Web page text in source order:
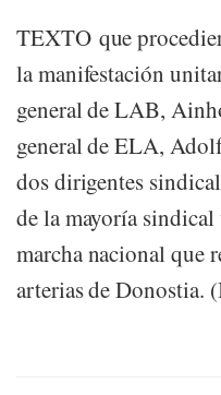
TEXTO que
la manifestación
general de LAB,
general de ELA,
dos dirigentes
de la mayoría sindical
marcha nacional que
arterias de Donostia.